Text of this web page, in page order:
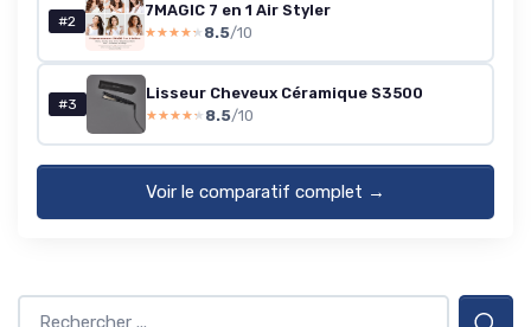
#2
7MAGIC 7 en 1 Air Styler
★★★★★
★★★★★ 8.5/10
#3
Lisseur Cheveux Céramique S3500
★★★★★
★★★★★ 8.5/10
Voir le comparatif complet →